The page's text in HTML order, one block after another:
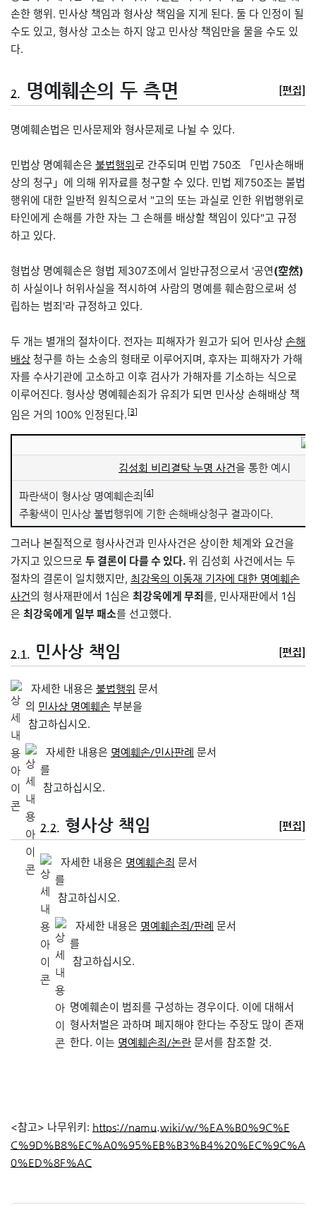
손한 행위. 민사상 책임과 형사상 책임을 지게 된다. 둘 다 인정이 될
수도 있고, 형사상 고소는 하지 않고 민사상 책임만을 물을 수도 있
다.
2. 명예훼손의 두 측면 [편집]
명예훼손법은 민사문제와 형사문제로 나뉠 수 있다.
민법상 명예훼손은 불법행위로 간주되며 민법 750조 「민사손해배
상의 청구」에 의해 위자료를 청구할 수 있다. 민법 제750조는 불법
행위에 대한 일반적 원칙으로서 "고의 또는 과실로 인한 위법행위로
타인에게 손해를 가한 자는 그 손해를 배상할 책임이 있다"고 규정
하고 있다.
형법상 명예훼손은 형법 제307조에서 일반규정으로서 '공연(空然)
히 사실이나 허위사실을 적시하여 사람의 명예를 훼손함으로써 성
립하는 범죄'라 규정하고 있다.
두 개는 별개의 절차이다. 전자는 피해자가 원고가 되어 민사상 손해
배상 청구를 하는 소송의 형태로 이루어지며, 후자는 피해자가 가해
자를 수사기관에 고소하고 이후 검사가 가해자를 기소하는 식으로
이루어진다. 형사상 명예훼손죄가 유죄가 되면 민사상 손해배상 책
임은 거의 100% 인정된다. [3]
김성회 비리결탁 누명 사건을 통한 예시
파란색이 형사상 명예훼손죄 [4]
주황색이 민사상 불법행위에 기한 손해배상청구 결과이다.
그러나 본질적으로 형사사건과 민사사건은 상이한 체계와 요건을
가지고 있으므로 두 결론이 다를 수 있다. 위 김성회 사건에서는 두
절차의 결론이 일치했지만, 최강욱의 이동재 기자에 대한 명예훼손
사건의 형사재판에서 1심은 최강욱에게 무죄 를, 민사재판에서 1심
은 최강욱에게 일부 패소를 선고했다.
2.1. 민사상 책임 [편집]
자세한 내용은 불법행위 문서
의 민사상 명예훼손 부분을
참고하십시오.
자세한 내용은 명예훼손/민사판례 문서
를
참고하십시오.
2.2. 형사상 책임 [편집]
자세한 내용은 명예훼손죄 문서
를
참고하십시오.
자세한 내용은 명예훼손죄/판례 문서
를
참고하십시오.
명예훼손이 범죄를 구성하는 경우이다. 이에 대해서
형사처벌은 과하며 폐지해야 한다는 주장도 많이 존재
한다. 이는 명예훼손죄/논란 문서를 참조할 것.
<참고> 나무위키: https://namu.wiki/w/%EA%B0%9C%E
C%9D%B8%EC%A0%95%EB%B3%B4%20%EC%9C%A
0%ED%8F%AC